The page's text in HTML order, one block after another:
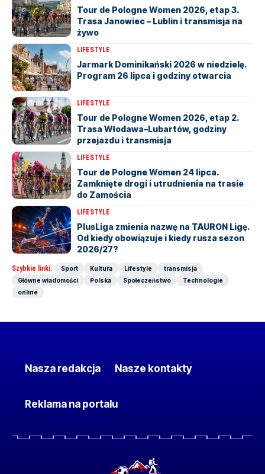
Tour de Pologne Women 2026, etap 3.
Trasa Janowiec – Lublin i transmisja na
żywo
LIFESTYLE
Jarmark Dominikański 2026 w niedzielę.
Program 26 lipca i godziny otwarcia
LIFESTYLE
Tour de Pologne Women 2026, etap 2.
Trasa Włodawa–Lubartów, godziny
przejazdu i transmisja
LIFESTYLE
Tour de Pologne Women 24 lipca.
Zamknięte drogi i utrudnienia na trasie
do Zamościa
LIFESTYLE
PlusLiga zmienia nazwę na TAURON Ligę.
Od kiedy obowiązuje i kiedy rusza sezon
2026/27?
Szybkie linki: Sport Kultura Lifestyle
transmisja
Główne wiadomości
Polska Społeczeństwo
Technologie
online
Nasza redakcja Nasze kontakty
Reklama na portalu